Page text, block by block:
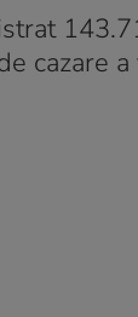
cazare